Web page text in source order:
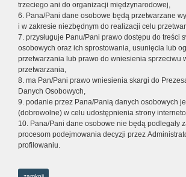
trzeciego ani do organizacji międzynarodowej,
6. Pana/Pani dane osobowe będą przetwarzane
i w zakresie niezbędnym do realizacji celu
7. przysługuje Panu/Pani prawo dostępu do treści
osobowych oraz ich sprostowania, usunięcia lub
przetwarzania lub prawo do wniesienia sprzeciwu
przetwarzania,
8. ma Pan/Pani prawo wniesienia skargi do
Danych Osobowych,
9. podanie przez Pana/Panią danych osobowych
(dobrowolne) w celu udostępnienia strony
10. Pana/Pani dane osobowe nie będą podlegały
procesom podejmowania decyzji przez
profilowaniu.